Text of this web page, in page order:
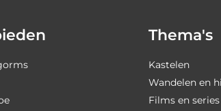
Thema's
Kastelen
Wandelen en
Films en series